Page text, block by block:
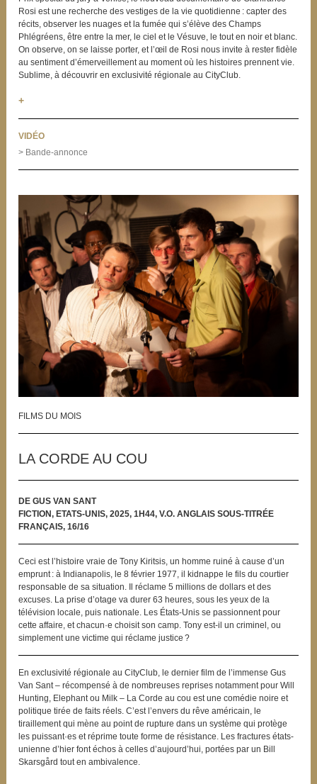
Rosi est une recherche des vestiges de la vie quotidienne : capter des
récits, observer les nuages et la fumée qui s’élève des Champs
Phlégréens, être entre la mer, le ciel et le Vésuve, le tout en noir et blanc.
On observe, on se laisse porter, et l’œil de Rosi nous invite à rester fidèle
au sentiment d’émerveillement au moment où les histoires prennent vie.
Sublime, à découvrir en exclusivité régionale au CityClub.
+
VIDÉO
> Bande-annonce
FILMS DU MOIS
LA CORDE AU COU
DE GUS VAN SANT
FICTION, ETATS-UNIS, 2025, 1H44, V.O. ANGLAIS SOUS-TITRÉE
FRANÇAIS, 16/16
Ceci est l’histoire vraie de Tony Kiritsis, un homme ruiné à cause d’un
emprunt : à Indianapolis, le 8 février 1977, il kidnappe le fils du courtier
responsable de sa situation. Il réclame 5 millions de dollars et des
excuses. La prise d’otage va durer 63 heures, sous les yeux de la
télévision locale, puis nationale. Les États-Unis se passionnent pour
cette affaire, et chacun·e choisit son camp. Tony est-il un criminel, ou
simplement une victime qui réclame justice ?
En exclusivité régionale au CityClub, le dernier film de l’immense Gus
Van Sant – récompensé à de nombreuses reprises notamment pour Will
Hunting, Elephant ou Milk – La Corde au cou est une comédie noire et
politique tirée de faits réels. C’est l’envers du rêve américain, le
tiraillement qui mène au point de rupture dans un système qui protège
les puissant·es et réprime toute forme de résistance. Les fractures états-
unienne d’hier font échos à celles d’aujourd’hui, portées par un Bill
Skarsgård tout en ambivalence.